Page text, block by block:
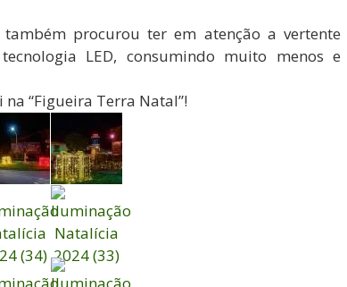
procurou ter em atenção a vertente
LED, consumindo muito menos e
“Figueira Terra Natal”!